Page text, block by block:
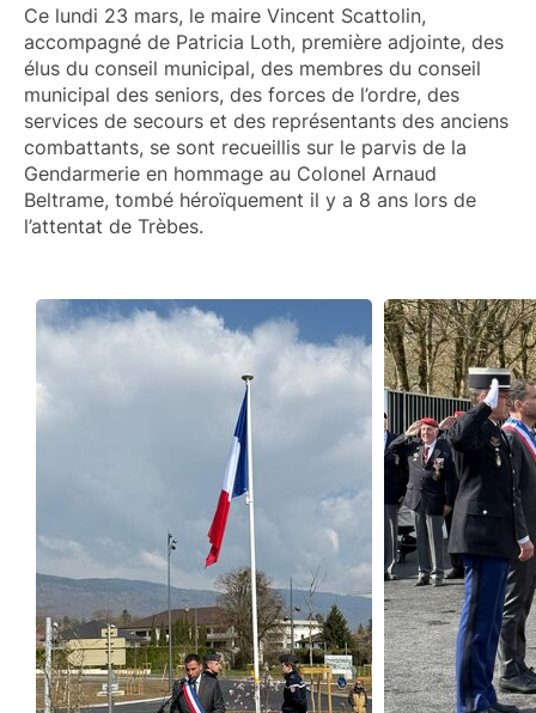
Ce lundi 23 mars, le maire Vincent Scattolin,
accompagné de Patricia Loth, première adjointe, des
élus du conseil municipal, des membres du conseil
municipal des seniors, des forces de l’ordre, des
services de secours et des représentants des anciens
combattants, se sont recueillis sur le parvis de la
Gendarmerie en hommage au Colonel Arnaud
Beltrame, tombé héroïquement il y a 8 ans lors de
l’attentat de Trèbes.